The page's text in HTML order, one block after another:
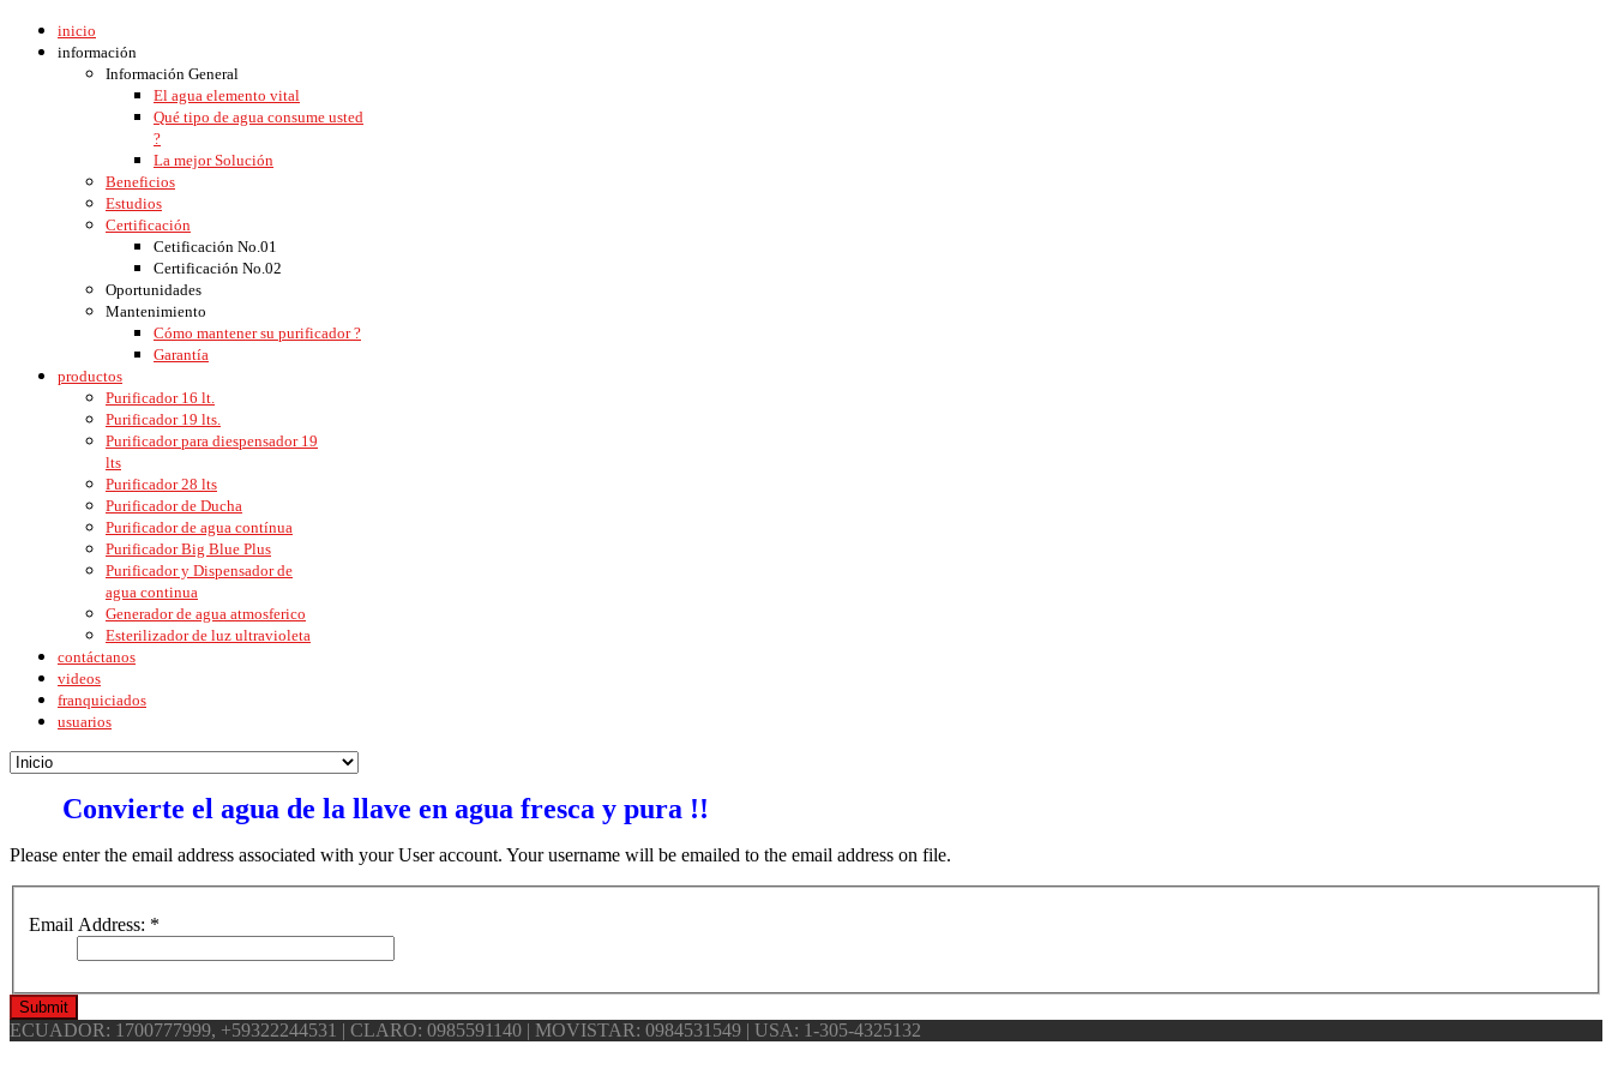
inicio
información
Información General
El agua elemento vital
Qué tipo de agua consume usted
?
La mejor Solución
Beneficios
Estudios
Certificación
Cetificación No.01
Certificación No.02
Oportunidades
Mantenimiento
Cómo mantener su purificador ?
Garantía
productos
Purificador 16 lt.
Purificador 19 lts.
Purificador para diespensador 19
lts
Purificador 28 lts
Purificador de Ducha
Purificador de agua contínua
Purificador Big Blue Plus
Purificador y Dispensador de
agua continua
Generador de agua atmosferico
Esterilizador de luz ultravioleta
contáctanos
videos
franquiciados
usuarios
Convierte el agua de la llave en agua fresca y pura !!
Please enter the email address associated with your User account. Your username will be emailed to the email address on file.
Email Address: *
Submit
ECUADOR: 1700777999, +59322244531 | CLARO: 0985591140 | MOVISTAR: 0984531549 | USA: 1-305-4325132